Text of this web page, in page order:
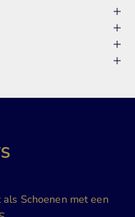
Schoenen met een